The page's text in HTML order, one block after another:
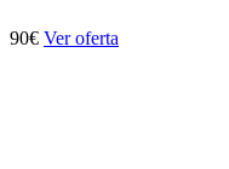
90€ Ver oferta